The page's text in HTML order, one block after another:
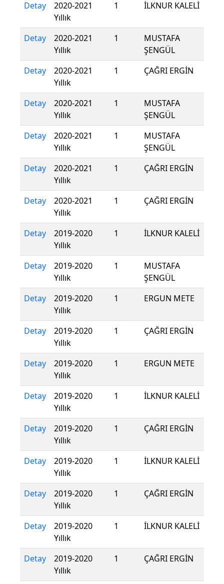
Detay
2020-2021
Yıllık
1 İLKNUR KALELİ
Detay
2020-2021
Yıllık
1
MUSTAFA
ŞENGÜL
Detay
2020-2021
Yıllık
1 ÇAĞRI ERGİN
Detay
2020-2021
Yıllık
1
MUSTAFA
ŞENGÜL
Detay
2020-2021
Yıllık
1
MUSTAFA
ŞENGÜL
Detay
2020-2021
Yıllık
1 ÇAĞRI ERGİN
Detay
2020-2021
Yıllık
1 ÇAĞRI ERGİN
Detay
2019-2020
Yıllık
1 İLKNUR KALELİ
Detay
2019-2020
Yıllık
1
MUSTAFA
ŞENGÜL
Detay
2019-2020
Yıllık
1 ERGUN METE
Detay
2019-2020
Yıllık
1 ÇAĞRI ERGİN
Detay
2019-2020
Yıllık
1 ERGUN METE
Detay
2019-2020
Yıllık
1 İLKNUR KALELİ
Detay
2019-2020
Yıllık
1 ÇAĞRI ERGİN
Detay
2019-2020
Yıllık
1 İLKNUR KALELİ
Detay
2019-2020
Yıllık
1 ÇAĞRI ERGİN
Detay
2019-2020
Yıllık
1 İLKNUR KALELİ
Detay
2019-2020
Yıllık
1 ÇAĞRI ERGİN